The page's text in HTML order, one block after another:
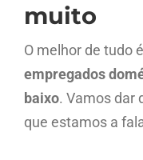
muito
O melhor de tudo
empregados
baixo. Vamos dar
que estamos a